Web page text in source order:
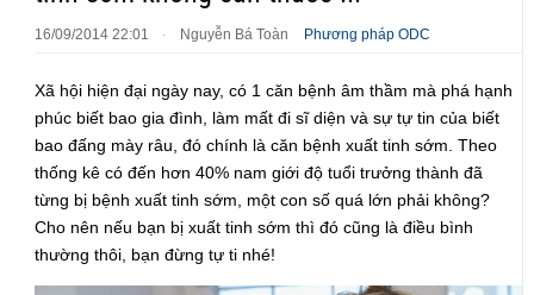
16/09/2014 22:01 · Nguyễn Bá Toàn Phương pháp ODC
Xã hội hiện đại ngày nay, có 1 căn bệnh âm thầm mà phá hạnh
phúc biết bao gia đình, làm mất đi sĩ diện và sự tự tin của biết
bao đấng mày râu, đó chính là căn bệnh xuất tinh sớm. Theo
thống kê có đến hơn 40% nam giới độ tuổi trưởng thành đã
từng bị bệnh xuất tinh sớm, một con số quá lớn phải không?
Cho nên nếu bạn bị xuất tinh sớm thì đó cũng là điều bình
thường thôi, bạn đừng tự ti nhé!